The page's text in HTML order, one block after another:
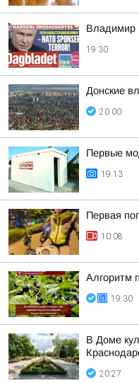
Владимир
19:30
Донские
20:00
Первые
19:13
Первая
10:08
Алгоритм
19:30
В Доме
20:27